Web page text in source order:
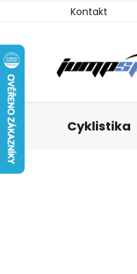
Kontakt
Cyklistika